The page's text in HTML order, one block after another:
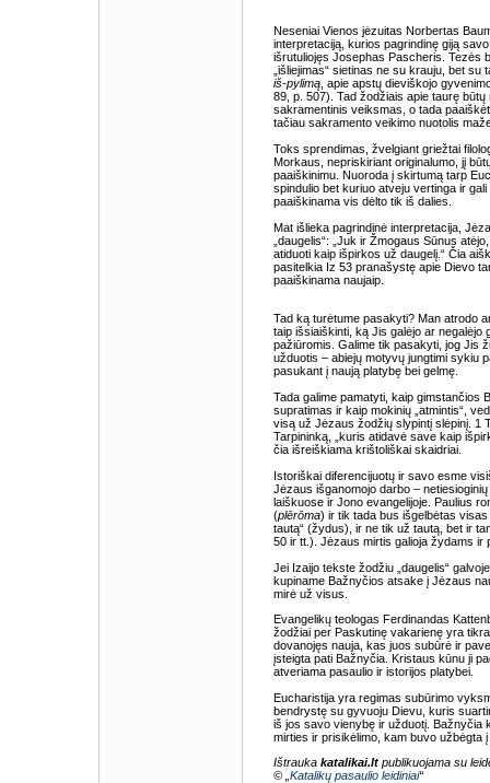
Neseniai Vienos jėzuitas Norbertas
interpretaciją, kurios pagrindinę giją
išrutuliojęs Josephas Pascheris. Tezės
„išliejimas“ sietinas ne su krauju, bet
iš-pylimą , apie apstų dieviškojo
89, p. 507). Tad žodžiais apie taurę
sakramentinis veiksmas, o tada
tačiau sakramento veikimo nuotolis
Toks sprendimas, žvelgiant griežtai
Morkaus, nepriskiriant originalumo, jį
paaiškinimu. Nuoroda į skirtumą tarp
spindulio bet kuriuo atveju vertinga ir
paaiškinama vis dėlto tik iš dalies.
Mat išlieka pagrindinė interpretacija,
„daugelis“: „Juk ir Žmogaus Sūnus
atiduoti kaip išpirkos už daugelį.“ Čia
pasitelkia Iz 53 pranašystę apie Dievo
paaiškinama naujaip.
Tad ką turėtume pasakyti? Man atrodo
taip išsiaiškinti, ką Jis galėjo ar negalėjo
pažiūromis. Galime tik pasakyti, jog Jis
užduotis – abiejų motyvų jungtimi sykiu
pasukant į naują platybę bei gelmę.
Tada galime pamatyti, kaip gimstančios
supratimas ir kaip mokinių „atmintis“,
visą už Jėzaus žodžių slypintį slėpinį. 1
Tarpininką, „kuris atidavė save kaip
čia išreiškiama krištoliškai skaidriai.
Istoriškai diferencijuotų ir savo esme
Jėzaus išganomojo darbo –
laiškuose ir Jono evangelijoje. Paulius
(plērōma) ir tik tada bus išgelbėtas
tautą“ (žydus), ir ne tik už tautą, bet ir
50 ir tt.). Jėzaus mirtis galioja žydams ir
Jei Izaijo tekste žodžiu „daugelis“
kupiname Bažnyčios atsake į Jėzaus
mirė už visus.
Evangelikų teologas Ferdinandas
žodžiai per Paskutinę vakarienę yra
dovanojęs nauja, kas juos subūrė ir
įsteigta pati Bažnyčia. Kristaus kūnu ji
atveriama pasaulio ir istorijos platybei.
Eucharistija yra regimas subūrimo
bendrystę su gyvuoju Dievu, kuris
iš jos savo vienybę ir užduotį. Bažnyčia
mirties ir prisikėlimo, kam buvo užbėgta
Ištrauka katalikai.lt publikuojama su
© „ Katalikų pasaulio leidiniai“